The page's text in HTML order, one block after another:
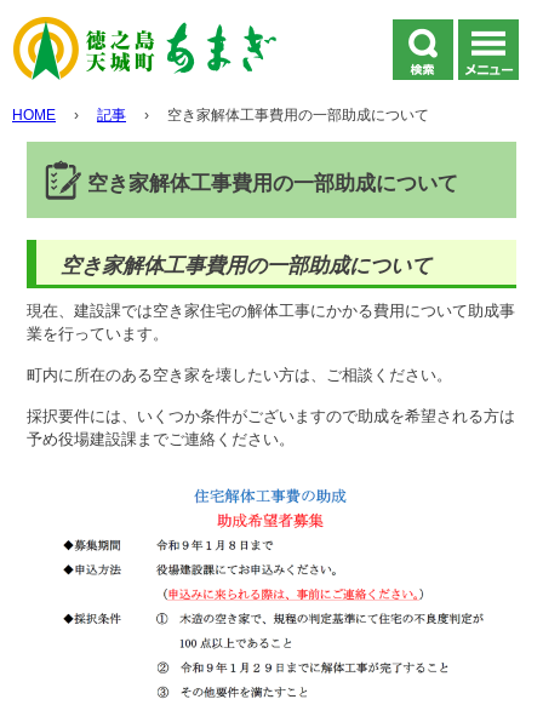
HOME › 記事 › 空き家解体工事費用の一部助成について
空き家解体工事費用の一部助成について
空き家解体工事費用の一部助成について
現在、建設課では空き家住宅の解体工事にかかる費用について助成事
業を行っています。
町内に所在のある空き家を壊したい方は、ご相談ください。
採択要件には、いくつか条件がございますので助成を希望される方は
予め役場建設課までご連絡ください。